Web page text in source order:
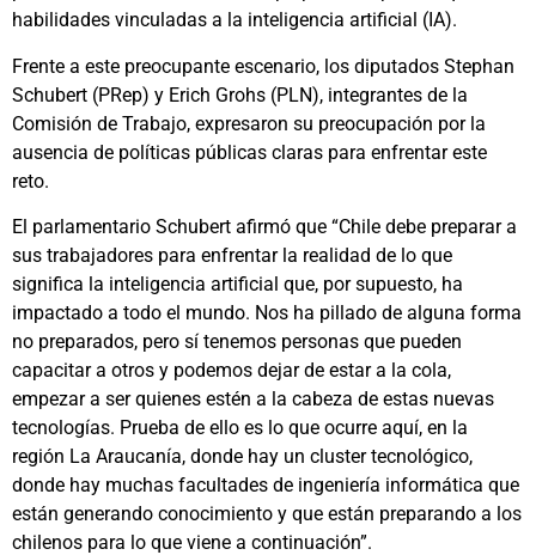
habilidades vinculadas a la inteligencia artificial (IA).
Frente a este preocupante escenario, los diputados Stephan
Schubert (PRep) y Erich Grohs (PLN), integrantes de la
Comisión de Trabajo, expresaron su preocupación por la
ausencia de políticas públicas claras para enfrentar este
reto.
El parlamentario Schubert afirmó que “Chile debe preparar a
sus trabajadores para enfrentar la realidad de lo que
significa la inteligencia artificial que, por supuesto, ha
impactado a todo el mundo. Nos ha pillado de alguna forma
no preparados, pero sí tenemos personas que pueden
capacitar a otros y podemos dejar de estar a la cola,
empezar a ser quienes estén a la cabeza de estas nuevas
tecnologías. Prueba de ello es lo que ocurre aquí, en la
región La Araucanía, donde hay un cluster tecnológico,
donde hay muchas facultades de ingeniería informática que
están generando conocimiento y que están preparando a los
chilenos para lo que viene a continuación”.